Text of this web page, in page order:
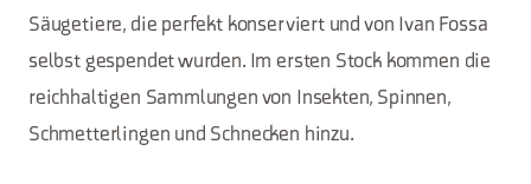
Säugetiere, die perfekt konserviert und von Ivan Fossa
selbst gespendet wurden. Im ersten Stock kommen die
reichhaltigen Sammlungen von Insekten, Spinnen,
Schmetterlingen und Schnecken hinzu.